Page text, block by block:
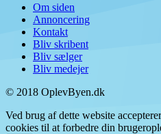
Om siden
Annoncering
Kontakt
Bliv skribent
Bliv sælger
Bliv medejer
© 2018 OplevByen.dk
Ved brug af dette website
cookies til at forbedre din